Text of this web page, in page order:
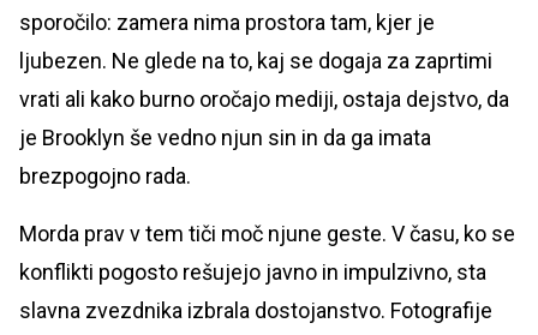
sporočilo: zamera nima prostora tam, kjer je
ljubezen. Ne glede na to, kaj se dogaja za zaprtimi
vrati ali kako burno oročajo mediji, ostaja dejstvo, da
je Brooklyn še vedno njun sin in da ga imata
brezpogojno rada.
Morda prav v tem tiči moč njune geste. V času, ko se
konflikti pogosto rešujejo javno in impulzivno, sta
slavna zvezdnika izbrala dostojanstvo. Fotografije